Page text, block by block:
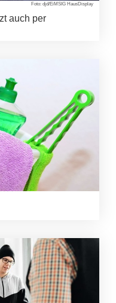
Foto: djd/EiMSIG HausDisplay
auch per